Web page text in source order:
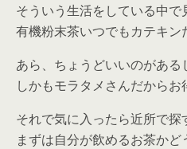
そういう生活をしている中で
有機粉末茶いつでもカテキン
あら、ちょうどいいのがある
しかもモラタメさんだからお
それで気に入ったら近所で探
まずは自分が飲めるお茶かど